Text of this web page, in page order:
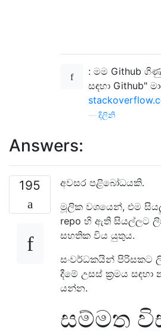
: මම Github
සඳහා Github"
දිලිනි
Answers:
195
අවසර පළිබෝධයකි.
මූලික වශයෙන්, එම
repo හි ඇති සියල්ලට
සහතික විය යුතුය.
සංවර්ධකයින් පිරිසකට
දීමේ උසස් ක්‍රමය සඳහා
යන්න.
සම්මත